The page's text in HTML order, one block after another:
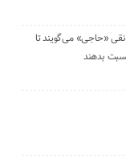
نقی «حاجی» می‌گویند تا
بدهند